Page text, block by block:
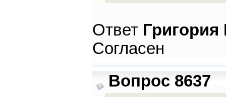
Ответ
Согласен
Вопрос 8637